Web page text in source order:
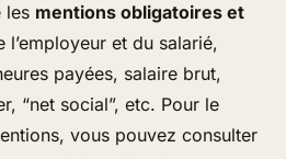
les mentions obligatoires et
l’employeur et du salarié,
payées, salaire brut,
“net social”, etc. Pour le
vous pouvez consulter